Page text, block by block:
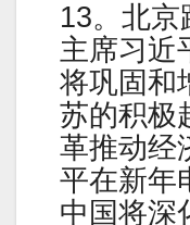
13。北京
主席习近
将巩固和
苏的积极
革推动经
平在新年
中国将深